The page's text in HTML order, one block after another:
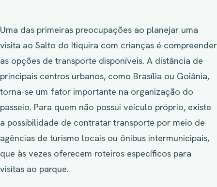
Uma das primeiras preocupações ao planejar uma
visita ao Salto do Itiquira com crianças é compreender
as opções de transporte disponíveis. A distância de
principais centros urbanos, como Brasília ou Goiânia,
torna-se um fator importante na organização do
passeio. Para quem não possui veículo próprio, existe
a possibilidade de contratar transporte por meio de
agências de turismo locais ou ônibus intermunicipais,
que às vezes oferecem roteiros específicos para
visitas ao parque.